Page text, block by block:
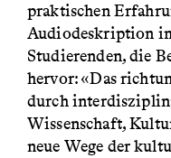
praktischen
Audiodeskription
Studierenden, die
hervor: «Das
durch
Wissenschaft,
neue Wege der